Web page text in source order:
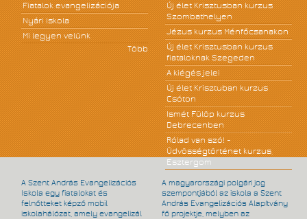
Fiatalok evangelizációja
Nyári iskola
Mi legyen velünk
Több
Új élet Krisztusban kurzus
Szombathelyen
Jézus kurzus Ménfőcsanakon
Új élet Krisztusban kurzus
fiataloknak Szegeden
A kiégés jelei
Új élet Krisztuban kurzus
Csóton
Ismét Fülöp kurzus
Debrecenben
Rólad van szó! -
Üdvösségtörténet kurzus,
Esztergom
A Szent András Evangelizációs
Iskola egy fiatalokat és
felnőtteket képző mobil
iskolahálózat, amely evangelizál
A magyarországi polgári jog
szempontjából az iskola a Szent
András Evangelizációs Alapítvány
fő projektje, melyben az